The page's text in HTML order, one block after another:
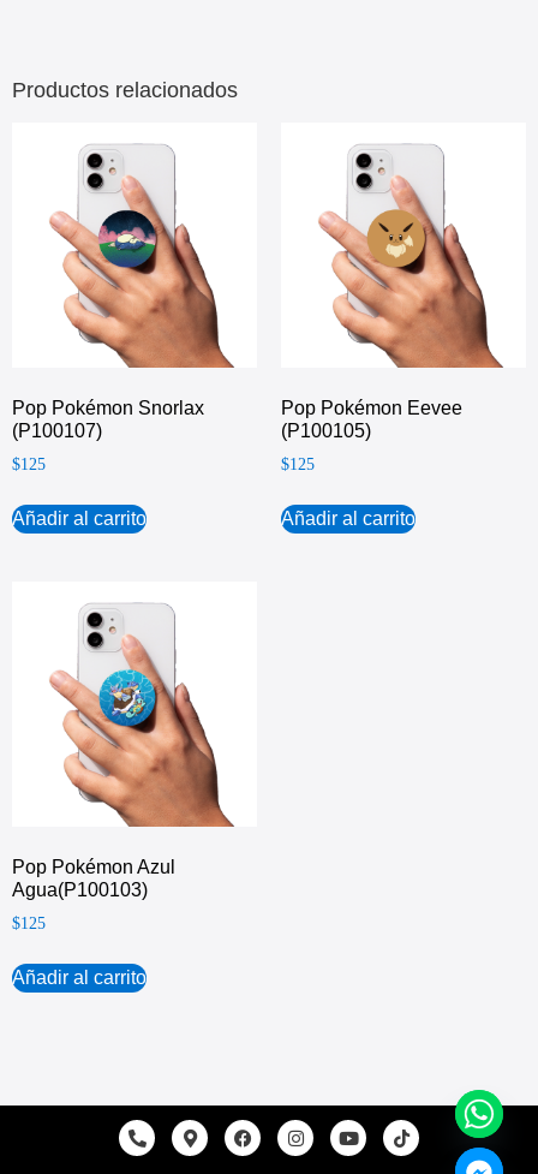
Productos relacionados
Pop Pokémon Snorlax
(P100107)
$125
Añadir al carrito
Pop Pokémon Eevee
(P100105)
$125
Añadir al carrito
Pop Pokémon Azul
Agua(P100103)
$125
Añadir al carrito